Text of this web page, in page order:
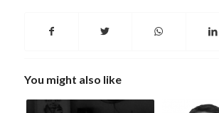
You might also like